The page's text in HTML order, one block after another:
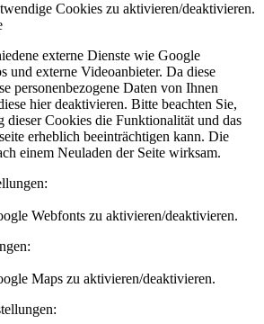
Cookies zu aktivieren/deaktivieren.
externe Dienste wie Google
und externe Videoanbieter. Da diese
personenbezogene Daten von Ihnen
hier deaktivieren. Bitte beachten Sie,
dieser Cookies die Funktionalität und das
erheblich beeinträchtigen kann. Die
einem Neuladen der Seite wirksam.
Webfonts zu aktivieren/deaktivieren.
Maps zu aktivieren/deaktivieren.